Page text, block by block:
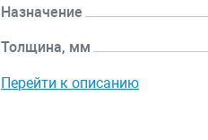
Назначение
Толщина, мм
Перейти к описанию